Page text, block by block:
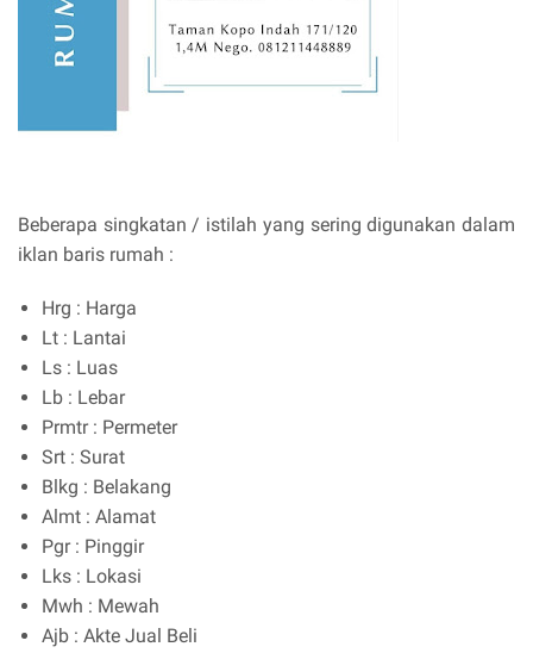
Beberapa singkatan / istilah yang sering digunakan dalam
iklan baris rumah :
Hrg : Harga
Lt : Lantai
Ls : Luas
Lb : Lebar
Prmtr : Permeter
Srt : Surat
Blkg : Belakang
Almt : Alamat
Pgr : Pinggir
Lks : Lokasi
Mwh : Mewah
Ajb : Akte Jual Beli